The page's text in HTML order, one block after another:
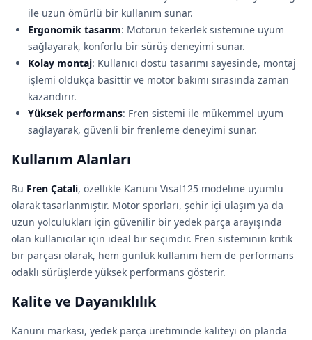
ile uzun ömürlü bir kullanım sunar.
Ergonomik tasarım: Motorun tekerlek sistemine uyum
sağlayarak, konforlu bir sürüş deneyimi sunar.
Kolay montaj: Kullanıcı dostu tasarımı sayesinde, montaj
işlemi oldukça basittir ve motor bakımı sırasında zaman
kazandırır.
Yüksek performans: Fren sistemi ile mükemmel uyum
sağlayarak, güvenli bir frenleme deneyimi sunar.
Kullanım Alanları
Bu Fren Çatali, özellikle Kanuni Visal125 modeline uyumlu
olarak tasarlanmıştır. Motor sporları, şehir içi ulaşım ya da
uzun yolculukları için güvenilir bir yedek parça arayışında
olan kullanıcılar için ideal bir seçimdir. Fren sisteminin kritik
bir parçası olarak, hem günlük kullanım hem de performans
odaklı sürüşlerde yüksek performans gösterir.
Kalite ve Dayanıklılık
Kanuni markası, yedek parça üretiminde kaliteyi ön planda